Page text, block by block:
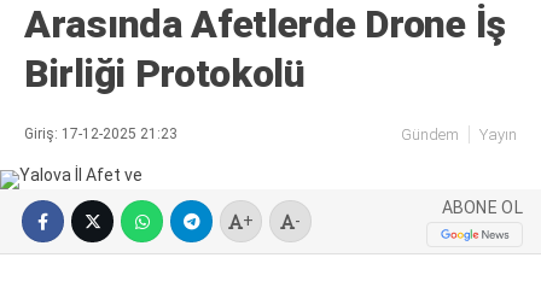
GÜNDEM
GENEL
POLITIKA
SIYASET
Arasında Afetlerde Drone İş
Birliği Protokolü
Giriş: 17-12-2025 21:23 Gündem Yayın
+ -
ABONE OL